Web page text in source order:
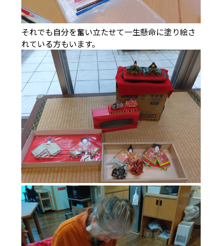
それでも自分を奮い立たせて一生懸命に塗り絵さ
れている方もいます。